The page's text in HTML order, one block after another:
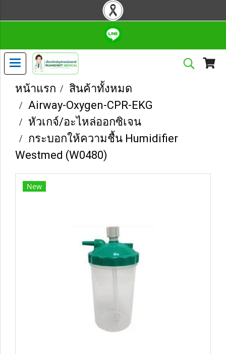
หน้าแรก
สินค้าทั้งหมด
Airway-Oxygen-CPR-EKG
หัวเกจ์/อะไหล่ออกซิเจน
กระบอกให้ความชื้น Humidifier
Westmed (W0480)
New